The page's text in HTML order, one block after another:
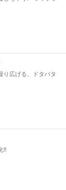
り広げる、ドタバタ
!!